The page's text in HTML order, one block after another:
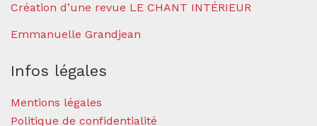
Création d’une revue LE CHANT INTÉRIEUR
Emmanuelle Grandjean
Infos légales
Mentions légales
Politique de confidentialité